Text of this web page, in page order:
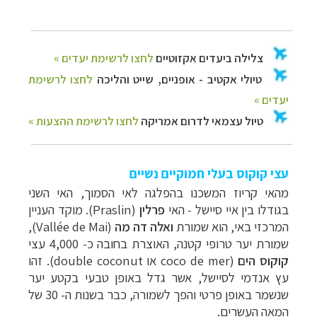
עצי קוקוס בעלי חמוקיים נשיים
מהאי קריוז המשכנו בהפלגה לאי הסמוך, האי השני
בגודלו בין איי סיישל - האי פרלין(
Praslin). מוקד העניין
המרכזי באי, הוא שמורת ואלה דה מה (
Vallée de Mai
),
שמורת יער טרופי קטנה, האוצרת בחובה כ- 4,000 עצי
קוקוס הים (
coco de mer או double coconut). זהו
עץ אנדמי לסיישל, אשר גדל באופן טבעי בקטע יער
שנשמר באופן פרטי והפך לשמורה, כבר בשנות ה- 30 של
המאה העשרים.